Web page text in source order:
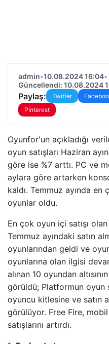
admin•10.08.2024 16:04•
Güncellendi: 10.08.2024
Paylaş: Twitter
Pinterest
Oyunfor'un açıkladığı
oyun satışları Haziran
göre ise %7 arttı. PC ve
aylara göre artarken
kaldı. Temmuz ayında
oyunlar oldu.
En çok oyun içi satışı
Temmuz ayındaki satın
oyunlarından geldi ve
oyunlarına olan ilgisi
alınan 10 oyundan
görüldü; Platformun oyun
oyuncu kitlesine ve satın
görülüyor. Free Fire,
satışlarını artırdı.